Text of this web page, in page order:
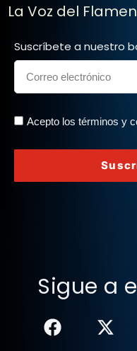
La Voz del
Suscríbete a nuestro
Acepto los términos y
Sigue a